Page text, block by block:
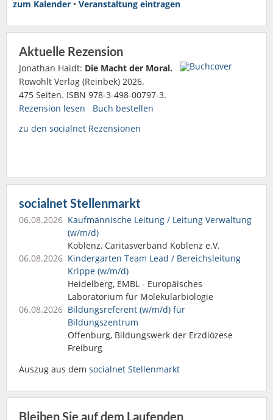
zum Kalender • Veranstaltung eintragen
Aktuelle Rezension
Jonathan Haidt: Die Macht der Moral.
Rowohlt Verlag (Reinbek) 2026.
475 Seiten. ISBN 978-3-498-00797-3.
Rezension lesen
Buch bestellen
zu den socialnet Rezensionen
socialnet Stellenmarkt
06.08.2026 Kaufmännische Leitung / Leitung Verwaltung
(w/m/d)
Koblenz, Caritasverband Koblenz e.V.
06.08.2026 Kindergarten Team Lead / Bereichsleitung
Krippe (w/m/d)
Heidelberg, EMBL - Europäisches
Laboratorium für Molekularbiologie
06.08.2026 Bildungsreferent (w/m/d) für
Bildungszentrum
Offenburg, Bildungswerk der Erzdiözese
Freiburg
Auszug aus dem socialnet Stellenmarkt
Bleiben Sie auf dem Laufenden